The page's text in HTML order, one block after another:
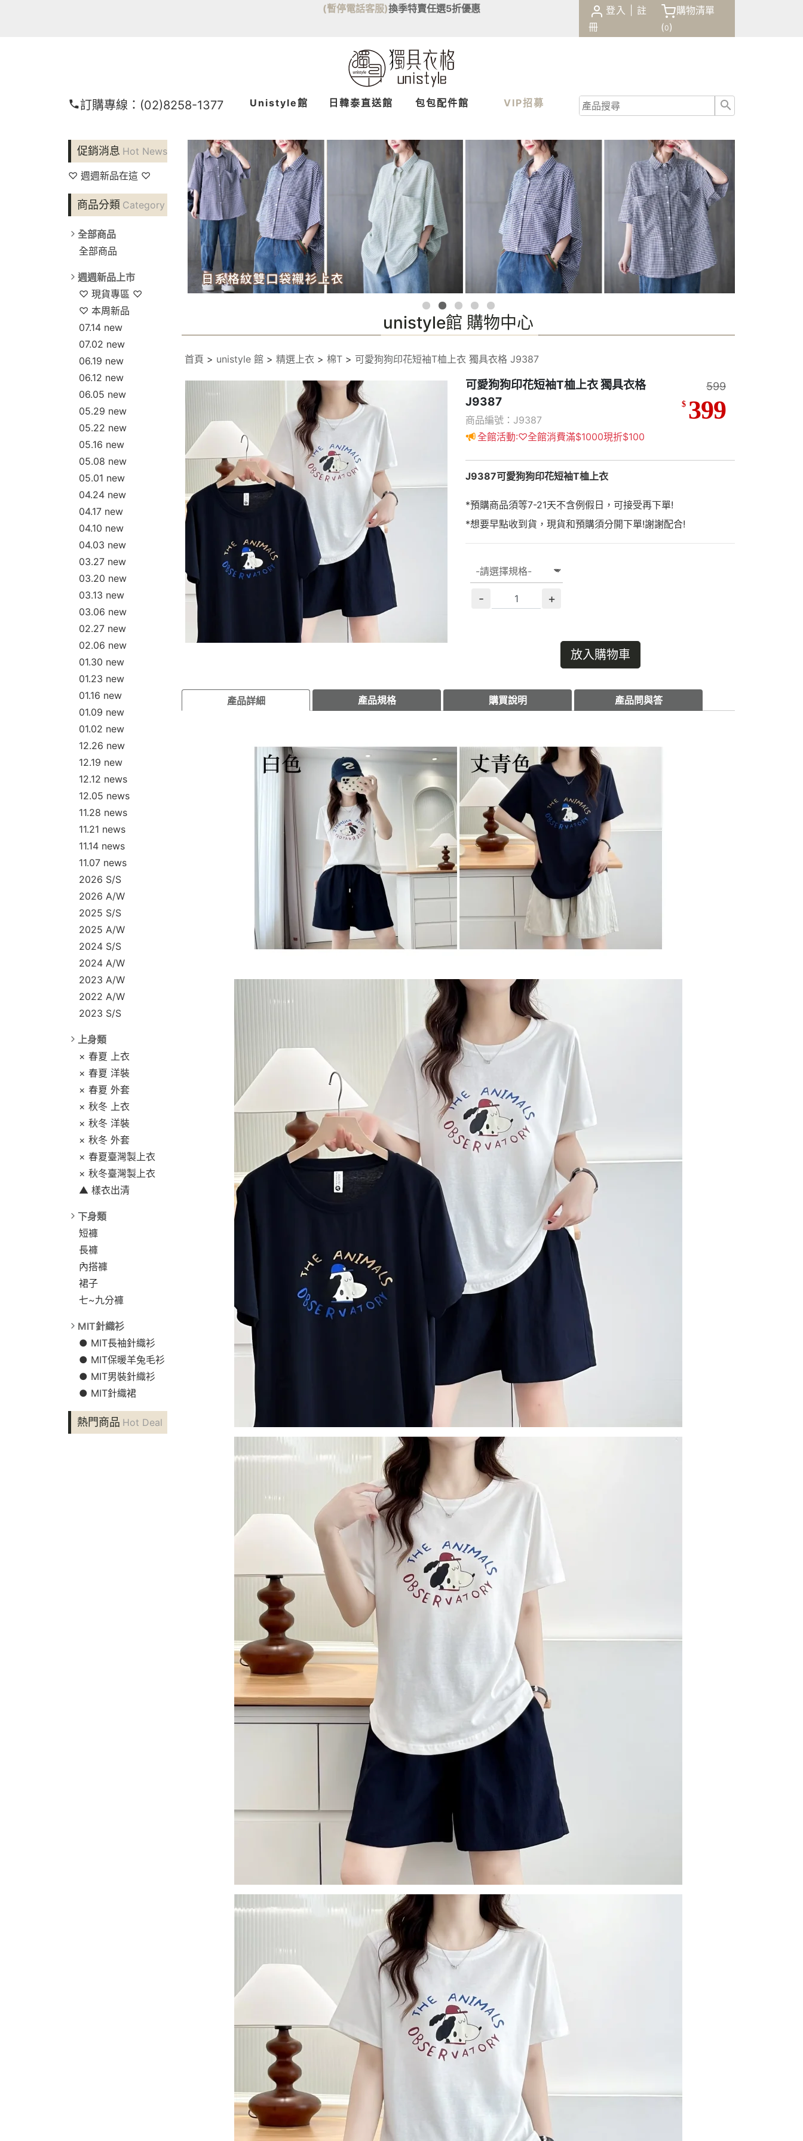
(暫停電話客服)換季特賣任選5折優惠 登入
註
冊
購物清單
(0)
訂購專線： (02)8258-1377 Unistyle館 日韓泰直送館 包包配件館 VIP招募
促銷消息 Hot News
♡ 週週新品在這 ♡
商品分類 Category
全部商品
全部商品
週週新品上市
♡ 現貨專區 ♡
♡ 本周新品
07.14 new
07.02 new
06.19 new
06.12 new
06.05 new
05.29 new
05.22 new
05.16 new
05.08 new
05.01 new
04.24 new
04.17 new
04.10 new
04.03 new
03.27 new
03.20 new
03.13 new
03.06 new
02.27 new
02.06 new
01.30 new
01.23 new
01.16 new
01.09 new
01.02 new
12.26 new
12.19 new
12.12 news
12.05 news
11.28 news
11.21 news
11.14 news
11.07 news
2026 S/S
2026 A/W
2025 S/S
2025 A/W
2024 S/S
2024 A/W
2023 A/W
2022 A/W
2023 S/S
上身類
× 春夏 上衣
× 春夏 洋裝
× 春夏 外套
× 秋冬 上衣
× 秋冬 洋裝
× 秋冬 外套
× 春夏臺灣製上衣
× 秋冬臺灣製上衣
▲ 樣衣出清
下身類
短褲
長褲
內搭褲
裙子
七~九分褲
MIT針織衫
● MIT長袖針織衫
● MIT保暖羊兔毛衫
● MIT男裝針織衫
● MIT針織裙
熱門商品 Hot Deal
unistyle館 購物中心
首頁 > unistyle 館 > 精選上衣 > 棉T > 可愛狗狗印花短袖T桖上衣 獨具衣格 J9387
可愛狗狗印花短袖T桖上衣 獨具衣格
J9387
商品編號：J9387
全館活動:♡全館消費滿$1000現折$100
599
$ 399
J9387可愛狗狗印花短袖T桖上衣
*預購商品須等7-21天不含例假日，可接受再下單!
*想要早點收到貨，現貨和預購須分開下單!謝謝配合!
- +
放入購物車
產品詳細 產品規格 購買說明 產品問與答